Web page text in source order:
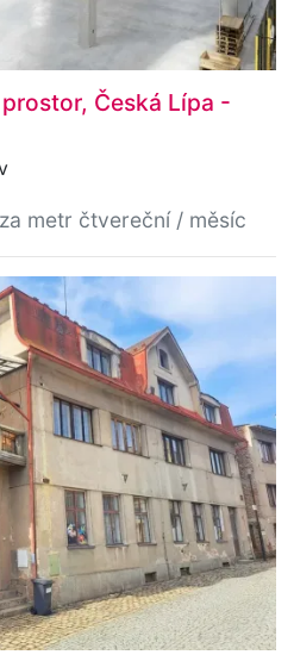
Česká Lípa -
metr čtvereční / měsíc